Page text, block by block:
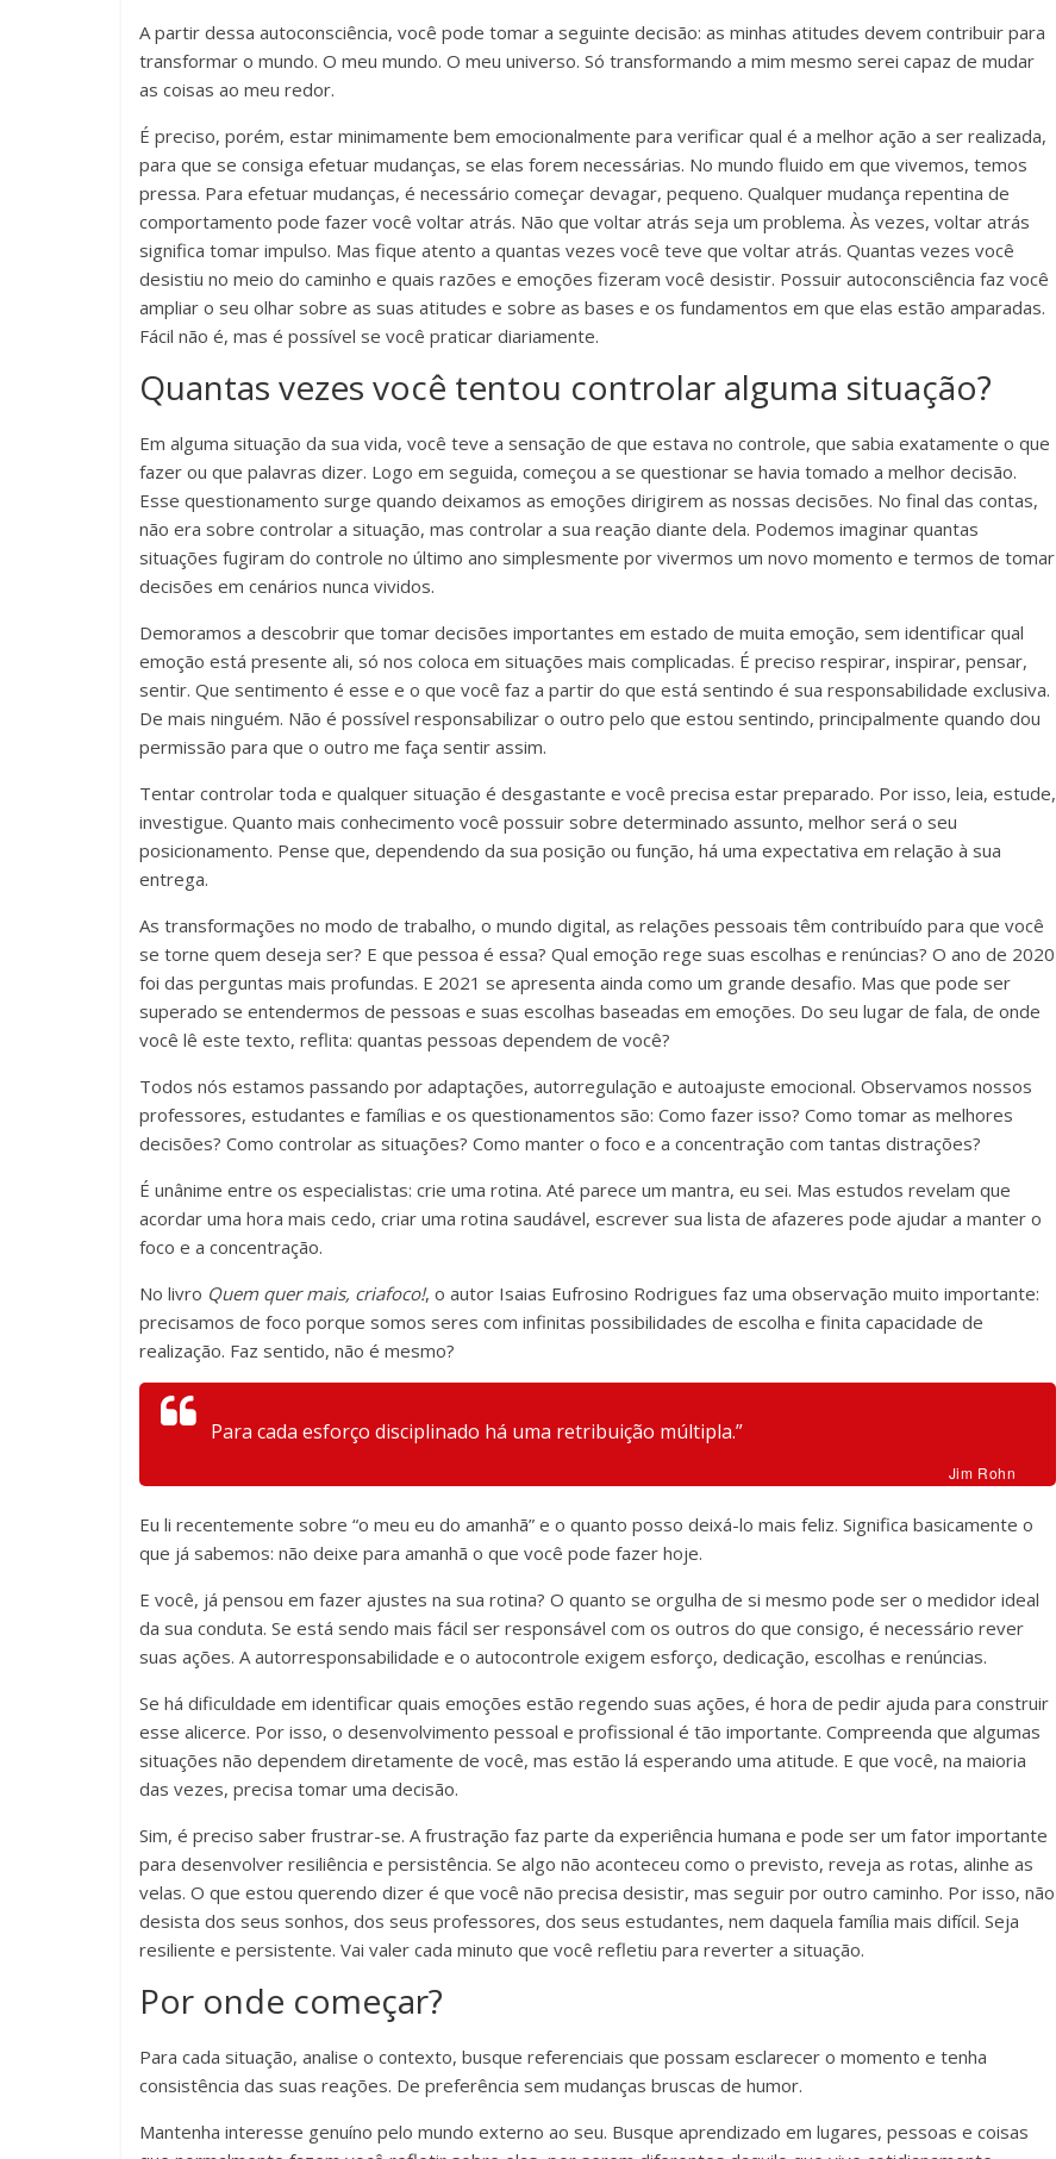
A partir dessa autoconsciência, você pode tomar a seguinte decisão: as minhas atitudes devem contribuir para
transformar o mundo. O meu mundo. O meu universo. Só transformando a mim mesmo serei capaz de mudar
as coisas ao meu redor.
É preciso, porém, estar minimamente bem emocionalmente para verificar qual é a melhor ação a ser realizada,
para que se consiga efetuar mudanças, se elas forem necessárias. No mundo fluido em que vivemos, temos
pressa. Para efetuar mudanças, é necessário começar devagar, pequeno. Qualquer mudança repentina de
comportamento pode fazer você voltar atrás. Não que voltar atrás seja um problema. Às vezes, voltar atrás
significa tomar impulso. Mas fique atento a quantas vezes você teve que voltar atrás. Quantas vezes você
desistiu no meio do caminho e quais razões e emoções fizeram você desistir. Possuir autoconsciência faz você
ampliar o seu olhar sobre as suas atitudes e sobre as bases e os fundamentos em que elas estão amparadas.
Fácil não é, mas é possível se você praticar diariamente.
Quantas vezes você tentou controlar alguma situação?
Em alguma situação da sua vida, você teve a sensação de que estava no controle, que sabia exatamente o que
fazer ou que palavras dizer. Logo em seguida, começou a se questionar se havia tomado a melhor decisão.
Esse questionamento surge quando deixamos as emoções dirigirem as nossas decisões. No final das contas,
não era sobre controlar a situação, mas controlar a sua reação diante dela. Podemos imaginar quantas
situações fugiram do controle no último ano simplesmente por vivermos um novo momento e termos de tomar
decisões em cenários nunca vividos.
Demoramos a descobrir que tomar decisões importantes em estado de muita emoção, sem identificar qual
emoção está presente ali, só nos coloca em situações mais complicadas. É preciso respirar, inspirar, pensar,
sentir. Que sentimento é esse e o que você faz a partir do que está sentindo é sua responsabilidade exclusiva.
De mais ninguém. Não é possível responsabilizar o outro pelo que estou sentindo, principalmente quando dou
permissão para que o outro me faça sentir assim.
Tentar controlar toda e qualquer situação é desgastante e você precisa estar preparado. Por isso, leia, estude,
investigue. Quanto mais conhecimento você possuir sobre determinado assunto, melhor será o seu
posicionamento. Pense que, dependendo da sua posição ou função, há uma expectativa em relação à sua
entrega.
As transformações no modo de trabalho, o mundo digital, as relações pessoais têm contribuído para que você
se torne quem deseja ser? E que pessoa é essa? Qual emoção rege suas escolhas e renúncias? O ano de 2020
foi das perguntas mais profundas. E 2021 se apresenta ainda como um grande desafio. Mas que pode ser
superado se entendermos de pessoas e suas escolhas baseadas em emoções. Do seu lugar de fala, de onde
você lê este texto, reflita: quantas pessoas dependem de você?
Todos nós estamos passando por adaptações, autorregulação e autoajuste emocional. Observamos nossos
professores, estudantes e famílias e os questionamentos são: Como fazer isso? Como tomar as melhores
decisões? Como controlar as situações? Como manter o foco e a concentração com tantas distrações?
É unânime entre os especialistas: crie uma rotina. Até parece um mantra, eu sei. Mas estudos revelam que
acordar uma hora mais cedo, criar uma rotina saudável, escrever sua lista de afazeres pode ajudar a manter o
foco e a concentração.
No livro Quem quer mais, criafoco!, o autor Isaias Eufrosino Rodrigues faz uma observação muito importante:
precisamos de foco porque somos seres com infinitas possibilidades de escolha e finita capacidade de
realização. Faz sentido, não é mesmo?
Para cada esforço disciplinado há uma retribuição múltipla.”
Jim Rohn
Eu li recentemente sobre “o meu eu do amanhã” e o quanto posso deixá-lo mais feliz. Significa basicamente o
que já sabemos: não deixe para amanhã o que você pode fazer hoje.
E você, já pensou em fazer ajustes na sua rotina? O quanto se orgulha de si mesmo pode ser o medidor ideal
da sua conduta. Se está sendo mais fácil ser responsável com os outros do que consigo, é necessário rever
suas ações. A autorresponsabilidade e o autocontrole exigem esforço, dedicação, escolhas e renúncias.
Se há dificuldade em identificar quais emoções estão regendo suas ações, é hora de pedir ajuda para construir
esse alicerce. Por isso, o desenvolvimento pessoal e profissional é tão importante. Compreenda que algumas
situações não dependem diretamente de você, mas estão lá esperando uma atitude. E que você, na maioria
das vezes, precisa tomar uma decisão.
Sim, é preciso saber frustrar-se. A frustração faz parte da experiência humana e pode ser um fator importante
para desenvolver resiliência e persistência. Se algo não aconteceu como o previsto, reveja as rotas, alinhe as
velas. O que estou querendo dizer é que você não precisa desistir, mas seguir por outro caminho. Por isso, não
desista dos seus sonhos, dos seus professores, dos seus estudantes, nem daquela família mais difícil. Seja
resiliente e persistente. Vai valer cada minuto que você refletiu para reverter a situação.
Por onde começar?
Para cada situação, analise o contexto, busque referenciais que possam esclarecer o momento e tenha
consistência das suas reações. De preferência sem mudanças bruscas de humor.
Mantenha interesse genuíno pelo mundo externo ao seu. Busque aprendizado em lugares, pessoas e coisas